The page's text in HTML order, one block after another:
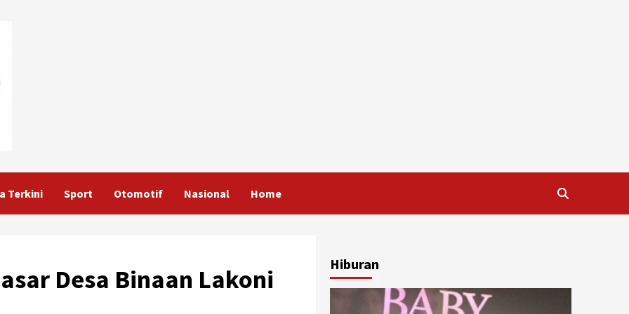
Terkini Sport Otomotif Nasional Home
Desa Binaan Lakoni
Hiburan